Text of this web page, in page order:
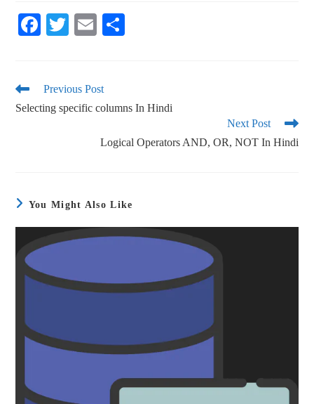
Fa
ok
T
r
E
Previous Post
Selecting specific columns In Hindi
Next Post
Logical Operators AND, OR, NOT In Hindi
You Might Also Like